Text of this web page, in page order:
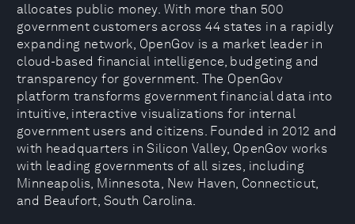
allocates public money. With more than 500
government customers across 44 states in a rapidly
expanding network, OpenGov is a market leader in
cloud-based financial intelligence, budgeting and
transparency for government. The OpenGov
platform transforms government financial data into
intuitive, interactive visualizations for internal
government users and citizens. Founded in 2012 and
with headquarters in Silicon Valley, OpenGov works
with leading governments of all sizes, including
Minneapolis, Minnesota, New Haven, Connecticut,
and Beaufort, South Carolina.